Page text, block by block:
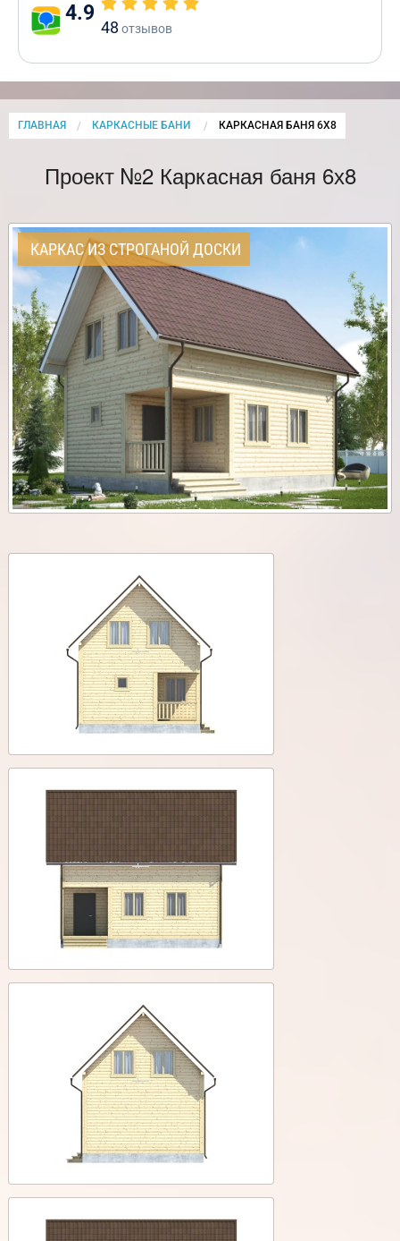
4.9
48 отзывов
ГЛАВНАЯ КАРКАСНЫЕ БАНИ CURRENT:
КАРКАСНАЯ БАНЯ 6Х8
Проект №2 Каркасная баня 6х8
КАРКАС ИЗ СТРОГАНОЙ ДОСКИ